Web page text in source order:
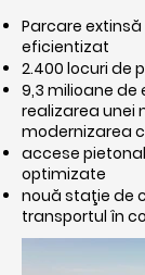
Parcare
eficientizat
2.400 locuri de
9,3 milioane de
realizarea unei
modernizarea
accese
optimizate
nouă staţie de
transportul în